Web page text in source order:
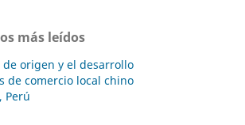
más leídos
de origen y el desarrollo
de comercio local chino
Perú